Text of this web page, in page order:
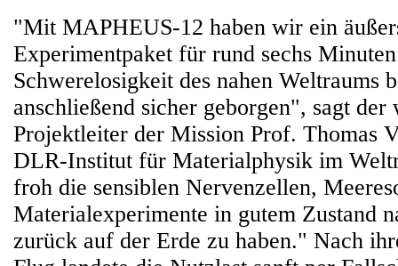
"Mit MAPHEUS-12 haben wir ein
Experimentpaket für rund sechs
Schwerelosigkeit des nahen Weltraums
anschließend sicher geborgen", sagt der
Projektleiter der Mission Prof. Thomas
DLR-Institut für Materialphysik im
froh die sensiblen Nervenzellen,
Materialexperimente in gutem Zustand
zurück auf der Erde zu haben." Nach